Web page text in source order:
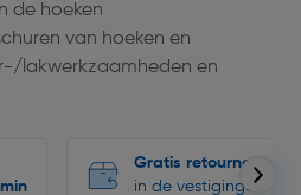
de hoeken
van hoeken en
lakwerkzaamheden en
Gratis retourneren
in de vestigingen